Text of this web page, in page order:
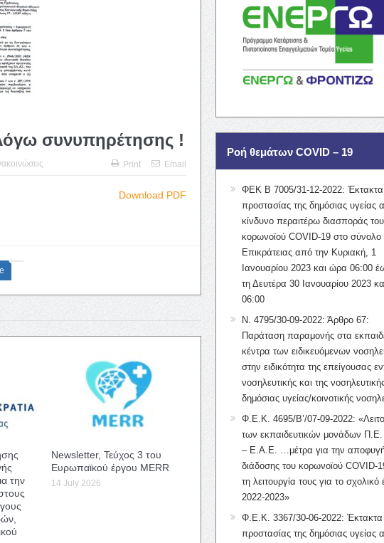
συνυπηρέτησης !
Print Email
Download PDF
την
Newsletter, Τεύχος 3 του
Ευρωπαϊκού έργου MERR
14 July 2026
Ροή θεμάτων COVID – 19
ΦΕΚ Β 7005/31-12-2022: Έκτακτα
προστασίας της δημόσιας υγείας
κίνδυνο περαιτέρω διασποράς του
κορωνοϊού COVID-19 στο σύνολο
Επικράτειας από την Κυριακή, 1
Ιανουαρίου 2023 και ώρα 06:00
τη Δευτέρα 30 Ιανουαρίου 2023
06:00
Ν. 4795/30-09-2022: Άρθρο 67:
Παράταση παραμονής στα
κέντρα των ειδικευόμενων
στην ειδικότητα της επείγουσας
νοσηλευτικής και της
δημόσιας υγείας/κοινοτικής
Φ.Ε.Κ. 4695/Β’/07-09-2022:
των εκπαιδευτικών μονάδων
– Ε.Α.Ε. …μέτρα για την
διάδοσης του κορωνοϊού COVID-
τη λειτουργία τους για το σχολικό
2022-2023»
Φ.Ε.Κ. 3367/30-06-2022: Έκτακτα
προστασίας της δημόσιας υγείας